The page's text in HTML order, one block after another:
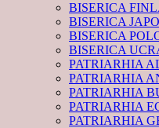
BISERICA
BISERICA
BISERICA
BISERICA
PATRIARHIA
PATRIARHIA
PATRIARHIA
PATRIARHIA
PATRIARHIA